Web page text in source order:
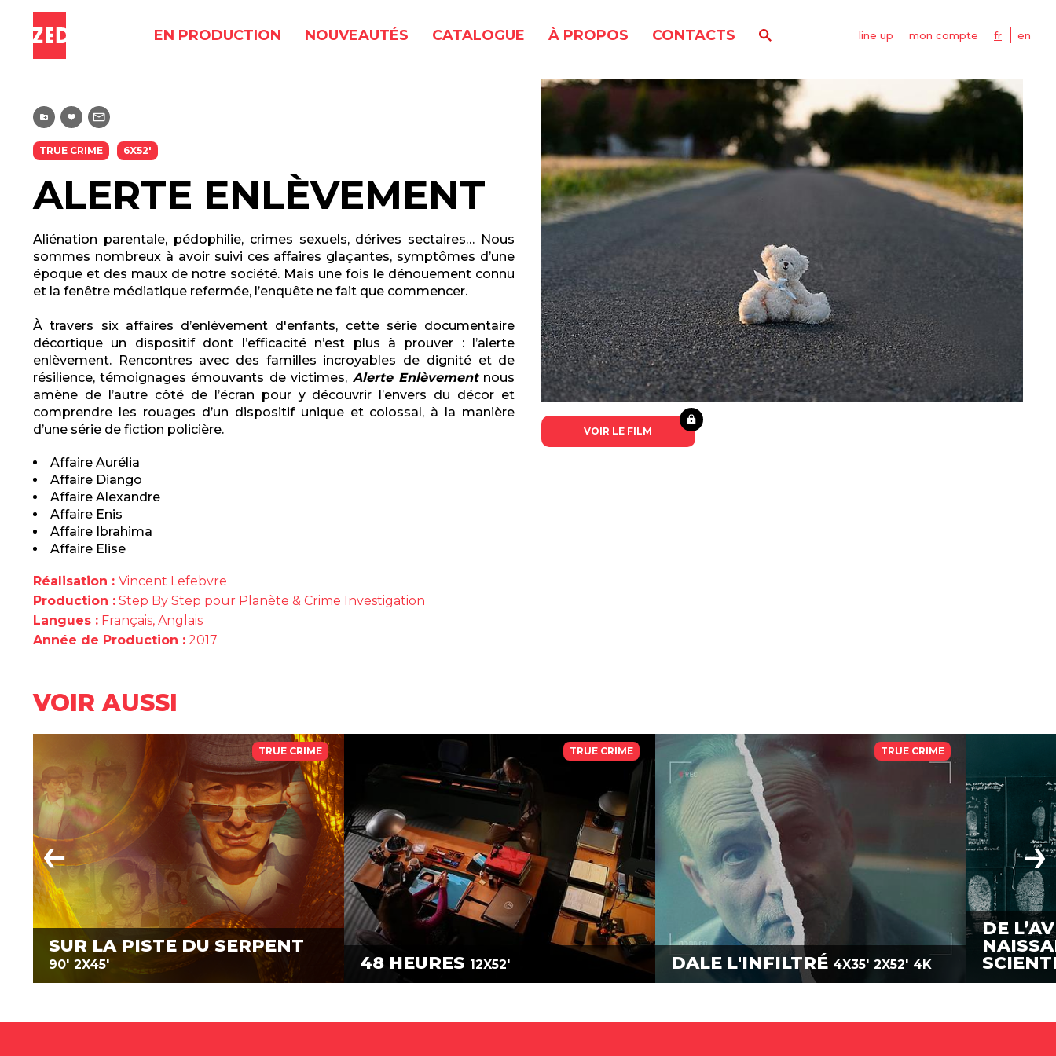
EN PRODUCTION NOUVEAUTÉS CATALOGUE À PROPOS CONTACTS line up mon compte fr en
TRUE CRIME 6X52'
ALERTE ENLÈVEMENT
Aliénation parentale, pédophilie, crimes sexuels, dérives sectaires… Nous
sommes nombreux à avoir suivi ces affaires glaçantes, symptômes d’une
époque et des maux de notre société. Mais une fois le dénouement connu
et la fenêtre médiatique refermée, l’enquête ne fait que commencer.
À travers six affaires d’enlèvement d'enfants, cette série documentaire
décortique un dispositif dont l’efficacité n’est plus à prouver : l’alerte
enlèvement. Rencontres avec des familles incroyables de dignité et de
résilience, témoignages émouvants de victimes,Alerte Enlèvementnous
amène de l’autre côté de l’écran pour y découvrir l’envers du décor et
comprendre les rouages d’un dispositif unique et colossal, à la manière
d’une série de fiction policière.
Affaire Aurélia
Affaire Diango
Affaire Alexandre
Affaire Enis
Affaire Ibrahima
Affaire Elise
Réalisation : Vincent Lefebvre
Production : Step By Step pour Planète & Crime Investigation
Langues : Français, Anglais
Année de Production : 2017
VOIR LE FILM
VOIR AUSSI
TRUE CRIME
SUR LA PISTE DU SERPENT
90' 2X45'
TRUE CRIME
48 HEURES 12X52'
TRUE CRIME
DALE L'INFILTRÉ 4X35' 2X52' 4K
DE